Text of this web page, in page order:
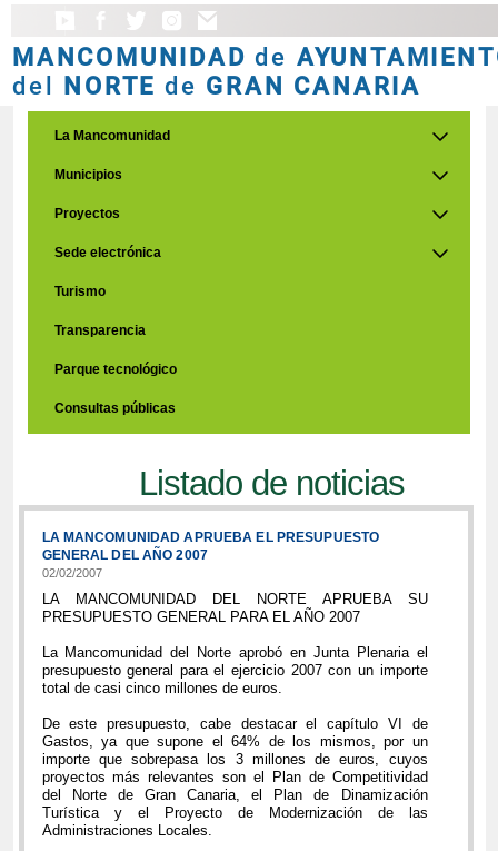
MANCOMUNIDAD de
del NORTE de GRAN CANARIA
La Mancomunidad
Municipios
Proyectos
Sede electrónica
Turismo
Transparencia
Parque tecnológico
Consultas públicas
Listado de noticias
LA MANCOMUNIDAD APRUEBA EL PRESUPUESTO
GENERAL DEL AÑO 2007
02/02/2007
LA MANCOMUNIDAD DEL NORTE APRUEBA SU
PRESUPUESTO GENERAL PARA EL AÑO 2007
La Mancomunidad del Norte aprobó en Junta Plenaria el
presupuesto general para el ejercicio 2007 con un importe
total de casi cinco millones de euros.
De este presupuesto, cabe destacar el capítulo VI de
Gastos, ya que supone el 64% de los mismos, por un
importe que sobrepasa los 3 millones de euros, cuyos
proyectos más relevantes son el Plan de Competitividad
del Norte de Gran Canaria, el Plan de Dinamización
Turística y el Proyecto de Modernización de las
Administraciones Locales.